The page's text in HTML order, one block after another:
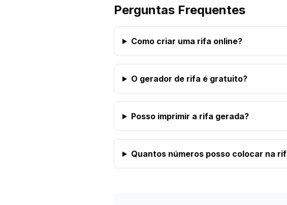
Perguntas Frequentes
Como criar uma rifa online?
O gerador de rifa é gratuito?
Posso imprimir a rifa gerada?
Quantos números posso colocar na